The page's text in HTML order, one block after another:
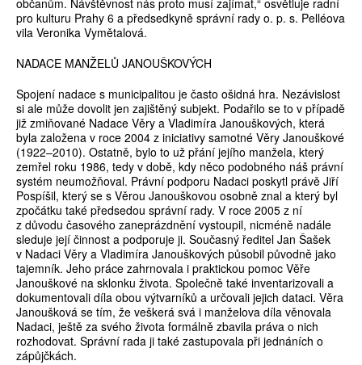
občanům. Návštěvnost nás proto musí zajímat,“ osvětluje radní
pro kulturu Prahy 6 a předsedkyně správní rady o. p. s. Pelléova
vila Veronika Vymětalová.
NADACE MANŽELŮ JANOUŠKOVÝCH
Spojení nadace s municipalitou je často ošidná hra. Nezávislost
si ale může dovolit jen zajištěný subjekt. Podařilo se to v případě
již zmiňované Nadace Věry a Vladimíra Janouškových, která
byla založena v roce 2004 z iniciativy samotné Věry Janouškové
(1922–2010). Ostatně, bylo to už přání jejího manžela, který
zemřel roku 1986, tedy v době, kdy něco podobného náš právní
systém neumožňoval. Právní podporu Nadaci poskytl právě Jiří
Pospíšil, který se s Věrou Janouškovou osobně znal a který byl
zpočátku také předsedou správní rady. V roce 2005 z ní
z důvodu časového zaneprázdnění vystoupil, nicméně nadále
sleduje její činnost a podporuje ji. Současný ředitel Jan Šašek
v Nadaci Věry a Vladimíra Janouškových působil původně jako
tajemník. Jeho práce zahrnovala i praktickou pomoc Věře
Janouškové na sklonku života. Společně také inventarizovali a
dokumentovali díla obou výtvarníků a určovali jejich dataci. Věra
Janoušková se tím, že veškerá svá i manželova díla věnovala
Nadaci, ještě za svého života formálně zbavila práva o nich
rozhodovat. Správní rada ji také zastupovala při jednáních o
zápůjčkách.